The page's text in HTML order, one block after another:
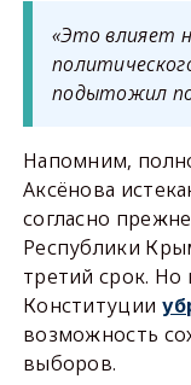
«Это влияет
подытожил
Напомним,
Аксёнова
согласно
Республики
третий срок. Но
Конституции
возможность
выборов.